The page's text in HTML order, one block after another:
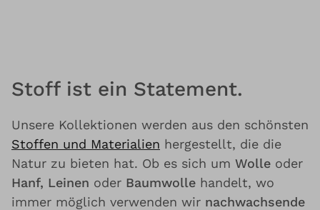
Stoff ist ein Statement.
Unsere Kollektionen werden aus den schönsten
Stoffen und Materialien hergestellt, die die
Natur zu bieten hat. Ob es sich um Wolle oder
Hanf, Leinen oder Baumwolle handelt, wo
immer möglich verwenden wir nachwachsende